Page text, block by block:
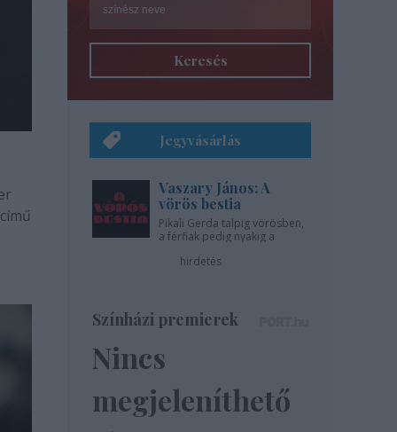
Keresés
Jegyvásárlás
Vaszary János: A
vörös bestia
Pikali Gerda talpig vörösben,
a férfiak pedig nyakig a
hirdetés
Színházi premierek
Nincs
megjeleníthető